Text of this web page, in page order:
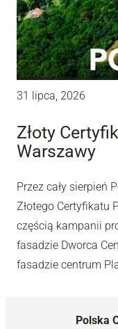
31 lipca, 2026
Złoty
Warszawy
Przez cały sierpień
Złotego Certyfikatu
częścią kampanii
fasadzie Dworca
fasadzie centrum
Polska